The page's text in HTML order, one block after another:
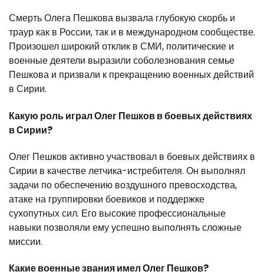
Смерть Олега Пешкова вызвала глубокую скорбь и
траур как в России, так и в международном сообществе.
Произошел широкий отклик в СМИ, политические и
военные деятели выразили соболезнования семье
Пешкова и призвали к прекращению военных действий
в Сирии.
Какую роль играл Олег Пешков в боевых действиях
в Сирии?
Олег Пешков активно участвовал в боевых действиях в
Сирии в качестве летчика-истребителя. Он выполнял
задачи по обеспечению воздушного превосходства,
атаке на группировки боевиков и поддержке
сухопутных сил. Его высокие профессиональные
навыки позволяли ему успешно выполнять сложные
миссии.
Какие военные звания имел Олег Пешков?